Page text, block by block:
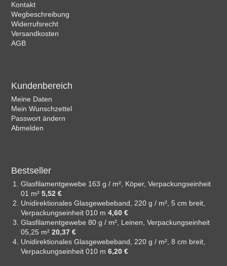
Kontakt
Wegbeschreibung
Widerrufsrecht
Versandkosten
AGB
Kundenbereich
Meine Daten
Mein Wunschzettel
Passwort ändern
Abmelden
Bestseller
Glasfilamentgewebe 163 g / m², Köper, Verpackungseinheit
01 m²5,52 €
Unidirektionales Glasgewebeband, 220 g / m², 5 cm breit,
Verpackungseinheit 010 m4,60 €
Glasfilamentgewebe 80 g / m², Leinen, Verpackungseinheit
05,25 m²20,37 €
Unidirektionales Glasgewebeband, 220 g / m², 8 cm breit,
Verpackungseinheit 010 m6,20 €